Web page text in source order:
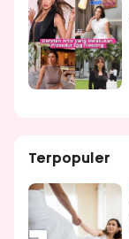
Terpopuler